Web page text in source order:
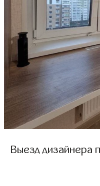
Выезд дизайнера